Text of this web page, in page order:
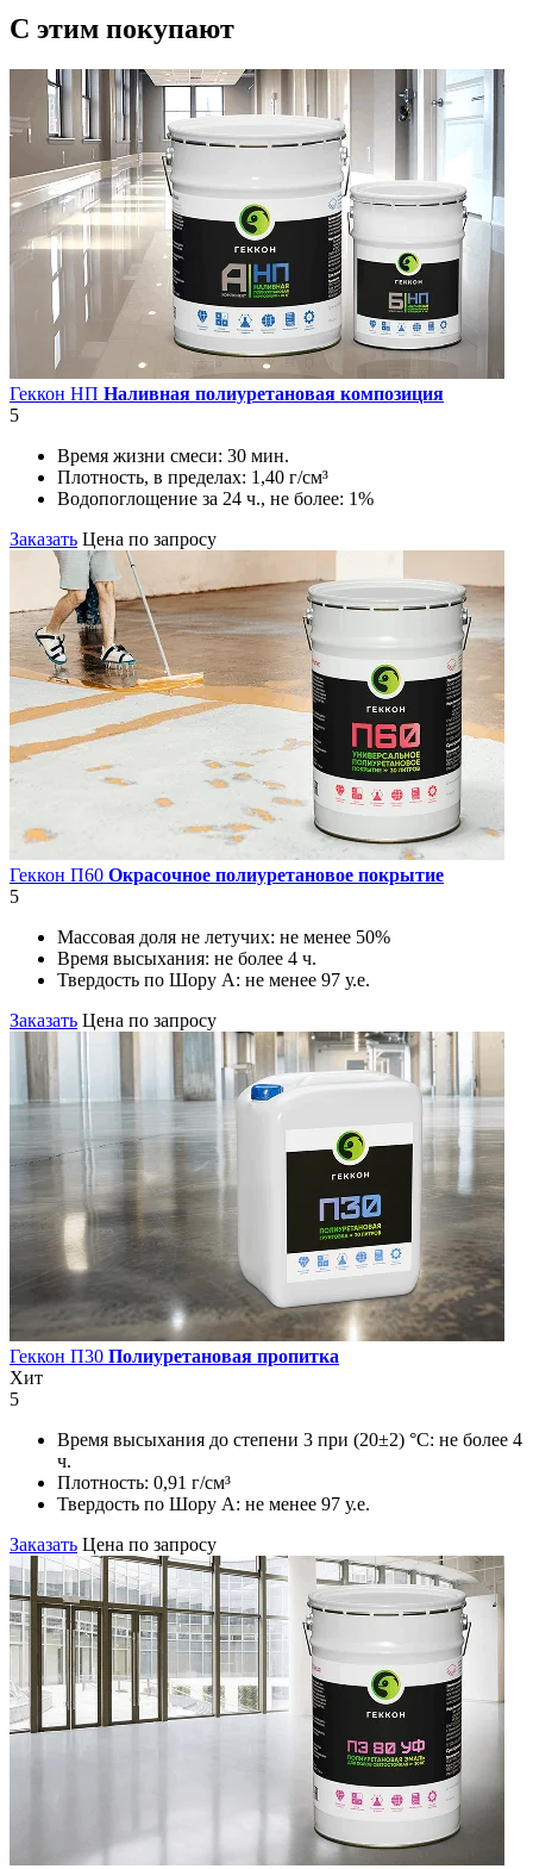
C этим покупают
Геккон НП Наливная полиуретановая композиция
5
Время жизни смеси: 30 мин.
Плотность, в пределах: 1,40 г/см³
Водопоглощение за 24 ч., не более: 1%
Заказать Цена по запросу
Геккон П60 Окрасочное полиуретановое покрытие
5
Массовая доля не летучих: не менее 50%
Время высыхания: не более 4 ч.
Твердость по Шору А: не менее 97 у.е.
Заказать Цена по запросу
Геккон П30 Полиуретановая пропитка
Хит
5
Время высыхания до степени 3 при (20±2) °С: не более 4
ч.
Плотность: 0,91 г/см³
Твердость по Шору А: не менее 97 у.е.
Заказать Цена по запросу